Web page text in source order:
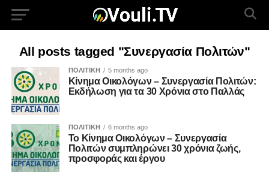
All posts tagged "Συνεργασία Πολιτών"
ΠΟΛΙΤΙΚΗ 5 months ago
Κίνημα Οικολόγων – Συνεργασία Πολιτών:
Εκδήλωση για τα 30 Χρόνια στο Παλλάς
ΠΟΛΙΤΙΚΗ 6 months ago
To Κίνημα Οικολόγων – Συνεργασία
Πολιτών συμπληρώνει 30 χρόνια ζωής,
προσφοράς και έργου